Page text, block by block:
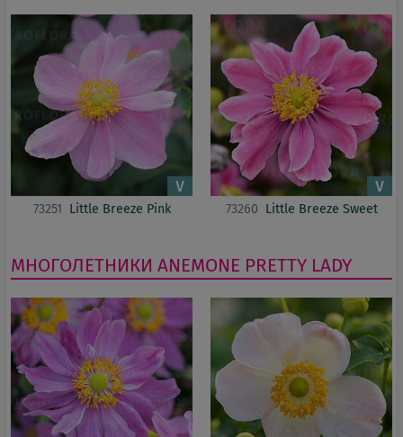
73251 Little Breeze Pink 73260 Little Breeze Sweet
МНОГОЛЕТНИКИ ANEMONE PRETTY LADY